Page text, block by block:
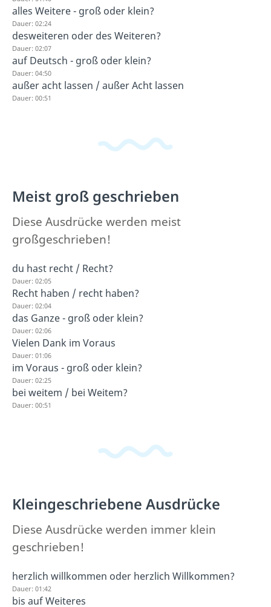
alles Weitere - groß oder klein?
Dauer: 02:24
desweiteren oder des Weiteren?
Dauer: 02:07
auf Deutsch - groß oder klein?
Dauer: 04:50
außer acht lassen / außer Acht lassen
Dauer: 00:51
Meist groß geschrieben
Diese Ausdrücke werden meist
großgeschrieben!
du hast recht / Recht?
Dauer: 02:05
Recht haben / recht haben?
Dauer: 02:04
das Ganze - groß oder klein?
Dauer: 02:06
Vielen Dank im Voraus
Dauer: 01:06
im Voraus - groß oder klein?
Dauer: 02:25
bei weitem / bei Weitem?
Dauer: 00:51
Kleingeschriebene Ausdrücke
Diese Ausdrücke werden immer klein
geschrieben!
herzlich willkommen oder herzlich Willkommen?
Dauer: 01:42
bis auf Weiteres